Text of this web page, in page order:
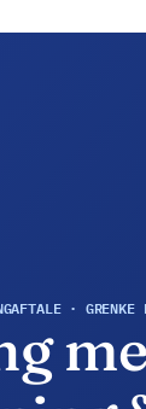
· GRENKE